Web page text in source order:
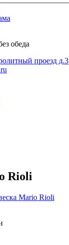
обеда
проезд д.3
Rioli
Mario Rioli